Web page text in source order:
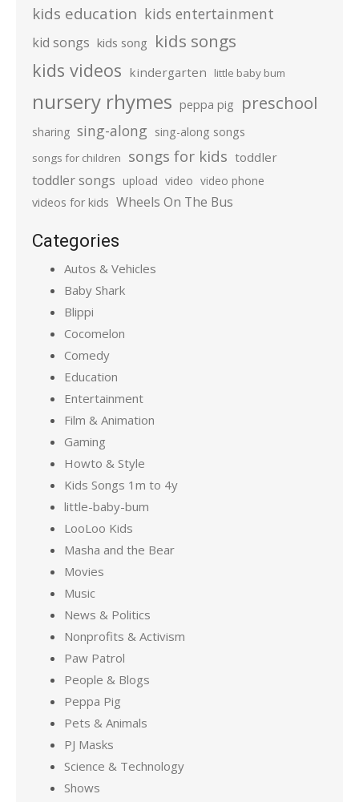
kids education kids entertainment
kid songs kids song kids songs
kids videos kindergarten little baby bum
nursery rhymes peppa pig preschool
sharing sing-along sing-along songs
songs for children songs for kids toddler
toddler songs upload video video phone
videos for kids Wheels On The Bus
Categories
Autos & Vehicles
Baby Shark
Blippi
Cocomelon
Comedy
Education
Entertainment
Film & Animation
Gaming
Howto & Style
Kids Songs 1m to 4y
little-baby-bum
LooLoo Kids
Masha and the Bear
Movies
Music
News & Politics
Nonprofits & Activism
Paw Patrol
People & Blogs
Peppa Pig
Pets & Animals
PJ Masks
Science & Technology
Shows